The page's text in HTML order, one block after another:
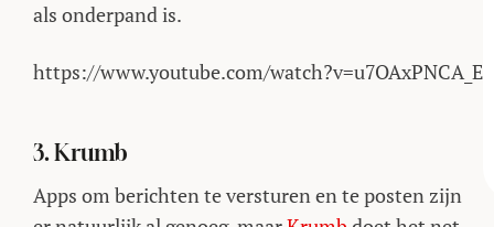
als onderpand is.
https://www.youtube.com/watch?v=u7OAxPNCA_E
3. Krumb
Apps om berichten te versturen en te posten zijn